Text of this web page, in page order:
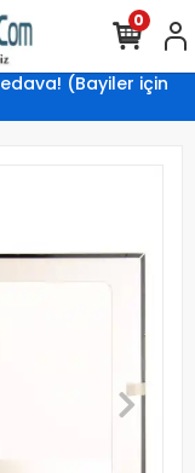
(Bayiler için
0